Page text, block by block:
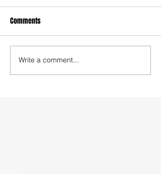
Comments
Write a comment...